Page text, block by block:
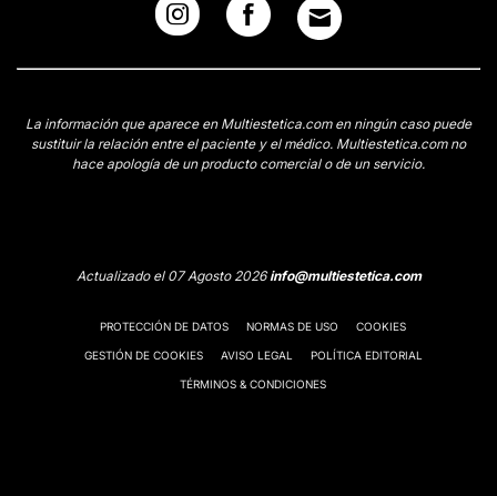
La información que aparece en Multiestetica.com en ningún caso puede
sustituir la relación entre el paciente y el médico. Multiestetica.com no
hace apología de un producto comercial o de un servicio.
Actualizado el 07 Agosto 2026info@multiestetica.com
PROTECCIÓN DE DATOS NORMAS DE USO COOKIES
GESTIÓN DE COOKIES AVISO LEGAL POLÍTICA EDITORIAL
TÉRMINOS & CONDICIONES